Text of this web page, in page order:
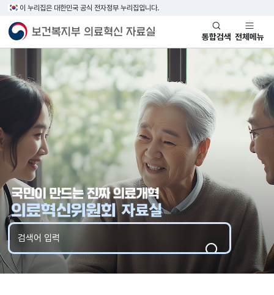
이 누리집은 대한민국 공식 전자정부 누리집입니다.
통합검색 전체메뉴
검색